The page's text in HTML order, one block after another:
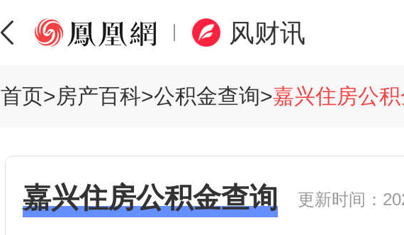
风财讯
首页>房产百科>公积金查询>嘉兴住房公
嘉兴住房公积金查询 更新时间：